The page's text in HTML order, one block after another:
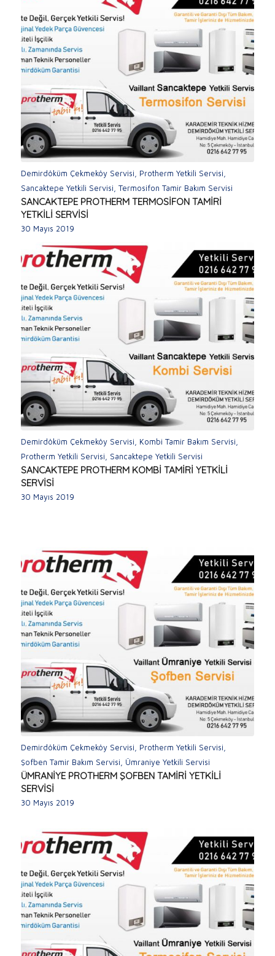
Demirdöküm Çekmeköy Servisi Protherm Yetkili Servisi
Sancaktepe Yetkili Servisi Termosifon Tamir Bakım Servisi
SANCAKTEPE PROTHERM TERMOSİFON TAMİRİ
YETKİLİ SERVİSİ
30 Mayıs 2019
Demirdöküm Çekmeköy Servisi, Kombi Tamir Bakım Servisi,
Protherm Yetkili Servisi, Sancaktepe Yetkili Servisi
SANCAKTEPE PROTHERM KOMBİ TAMİRİ YETKİLİ
SERVİSİ
30 Mayıs 2019
Demirdöküm Çekmeköy Servisi Protherm Yetkili Servisi
Şofben Tamir Bakım Servisi
Ümraniye Yetkili Servisi
ÜMRANİYE PROTHERM ŞOFBEN TAMİRİ YETKİLİ
SERVİSİ
30 Mayıs 2019